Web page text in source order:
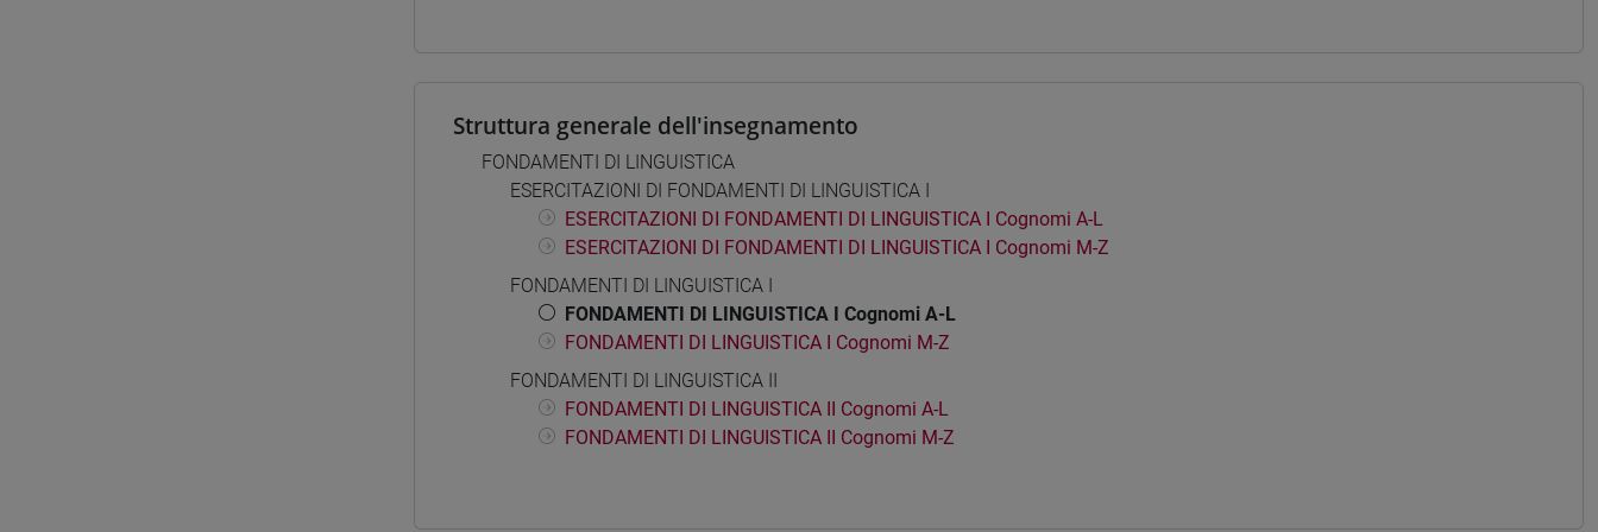
Struttura generale dell'insegnamento
FONDAMENTI DI LINGUISTICA
ESERCITAZIONI DI FONDAMENTI DI LINGUISTICA I
ESERCITAZIONI DI FONDAMENTI DI LINGUISTICA I Cognomi A-L
ESERCITAZIONI DI FONDAMENTI DI LINGUISTICA I Cognomi M-Z
FONDAMENTI DI LINGUISTICA I
FONDAMENTI DI LINGUISTICA I Cognomi A-L
FONDAMENTI DI LINGUISTICA I Cognomi M-Z
FONDAMENTI DI LINGUISTICA II
FONDAMENTI DI LINGUISTICA II Cognomi A-L
FONDAMENTI DI LINGUISTICA II Cognomi M-Z